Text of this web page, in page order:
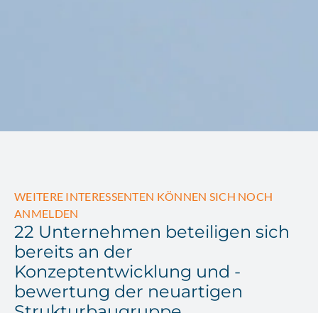
WEITERE INTERESSENTEN KÖNNEN SICH NOCH
ANMELDEN
22 Unternehmen beteiligen sich
bereits an der
Konzeptentwicklung und -
bewertung der neuartigen